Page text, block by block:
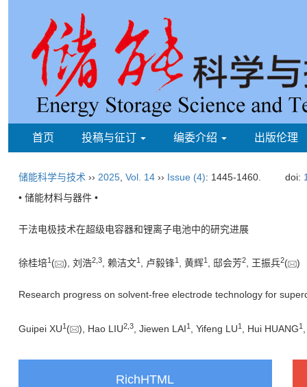
首页 投稿与征订 编委介绍 出版伦理
储能科学与技术 ›› 2025 Vol. 14 ›› Issue (4): 1445-1460. doi:
• 储能材料与器件 •
干法电极技术在超级电容器和锂离子电池中的研究进展
徐桂培1 ( ), 刘浩2 3, 赖洁文1 , 卢毅锋1 , 黄辉1 , 邸会芳2, 王振兵2(
Research progress on solvent-free electrode technology for
Guipei XU1 ( ), Hao LIU2 3 , Jiewen LAI1 , Yifeng LU1 , Hui HUANG1
RichHTML